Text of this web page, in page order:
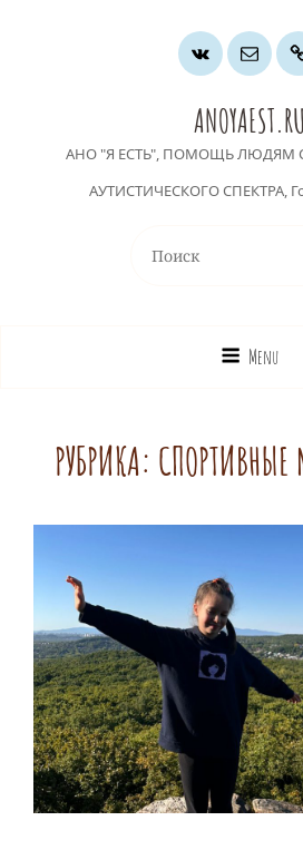
Группа
ВК
Почта
ANOYAEST.RU
АНО "Я ЕСТЬ", ПОМОЩЬ ЛЮДЯМ
АУТИСТИЧЕСКОГО СПЕКТРА,
Menu
РУБРИКА: